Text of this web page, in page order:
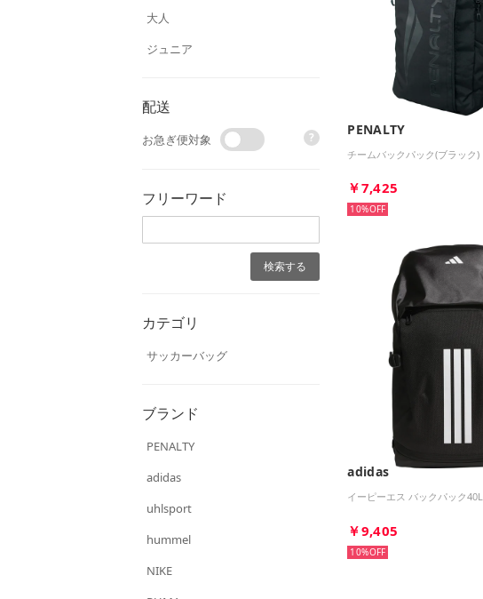
大人
ジュニア
配送
お急ぎ便対象 ?
フリーワード
カテゴリ
サッカーバッグ
ブランド
PENALTY
adidas
uhlsport
hummel
NIKE
PENALTY
チームバックパック(ブラック)
￥7,425
10%
adidas
イーピーエス バックパック
￥9,405
10%